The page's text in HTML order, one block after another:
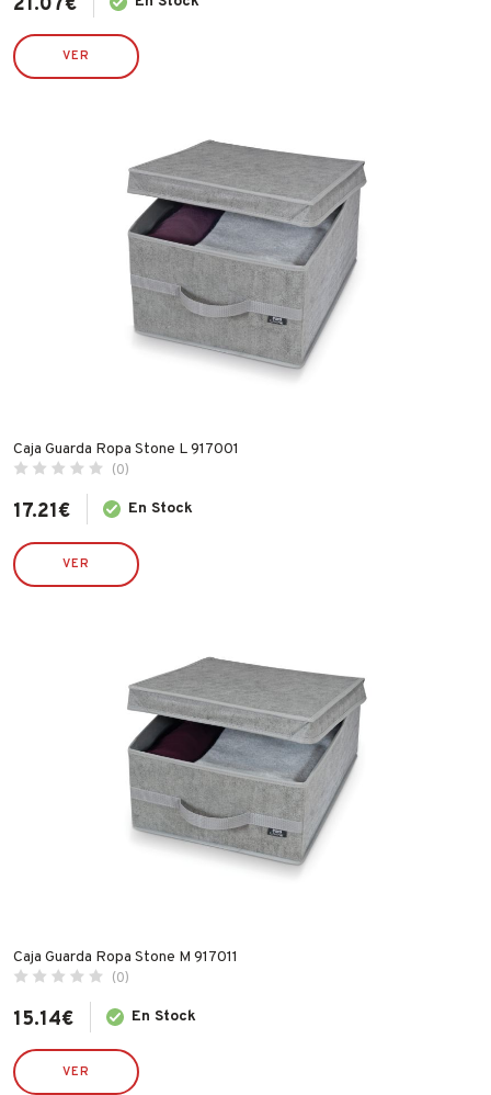
VER
Caja Guarda Ropa Stone L 917001
(0)
17.21€ En Stock
VER
Caja Guarda Ropa Stone M 917011
(0)
15.14€ En Stock
VER